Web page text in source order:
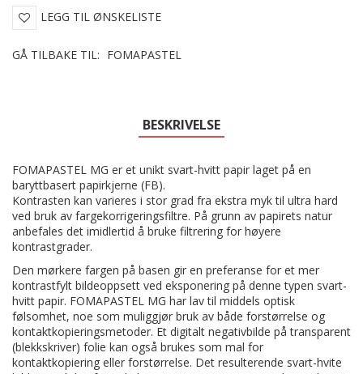
LEGG TIL ØNSKELISTE
GÅ TILBAKE TIL: FOMAPASTEL
BESKRIVELSE
FOMAPASTEL MG er et unikt svart-hvitt papir laget på en
baryttbasert papirkjerne (FB).
Kontrasten kan varieres i stor grad fra ekstra myk til ultra hard
ved bruk av fargekorrigeringsfiltre. På grunn av papirets natur
anbefales det imidlertid å bruke filtrering for høyere
kontrastgrader.
Den mørkere fargen på basen gir en preferanse for et mer
kontrastfylt bildeoppsett ved eksponering på denne typen svart-
hvitt papir. FOMAPASTEL MG har lav til middels optisk
følsomhet, noe som muliggjør bruk av både forstørrelse og
kontaktkopieringsmetoder. Et digitalt negativbilde på transparent
(blekkskriver) folie kan også brukes som mal for
kontaktkopiering eller forstørrelse. Det resulterende svart-hvite